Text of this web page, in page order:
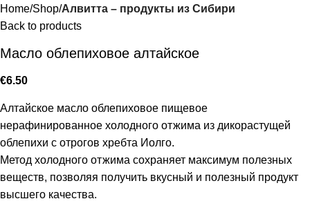
Home Shop Алвитта – продукты из Сибири
Back to products
Масло облепиховое алтайское
€6.50
Алтайское масло облепиховое пищевое
нерафинированное холодного отжима из дикорастущей
облепихи с отрогов хребта Иолго.
Метод холодного отжима сохраняет максимум полезных
веществ, позволяя получить вкусный и полезный продукт
высшего качества.